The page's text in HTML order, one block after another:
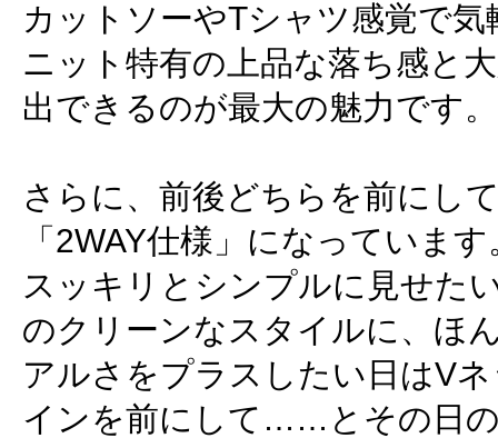
カットソーやTシャツ感覚で
ニット特有の上品な落ち感と
出できるのが最大の魅力です。
さらに、前後どちらを前にし
「2WAY仕様」になっていま
スッキリとシンプルに見せた
のクリーンなスタイルに、ほ
アルさをプラスしたい日はV
インを前にして……とその日